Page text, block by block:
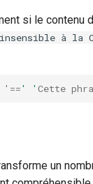
du
du
si le contenu
à la
'==' ' Cette
un